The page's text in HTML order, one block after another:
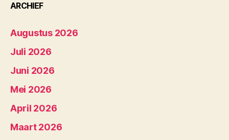
ARCHIEF
Augustus 2026
Juli 2026
Juni 2026
Mei 2026
April 2026
Maart 2026